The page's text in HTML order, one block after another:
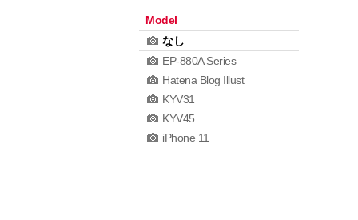
Model
なし
EP-880A Series
Hatena Blog Illust
KYV31
KYV45
iPhone 11